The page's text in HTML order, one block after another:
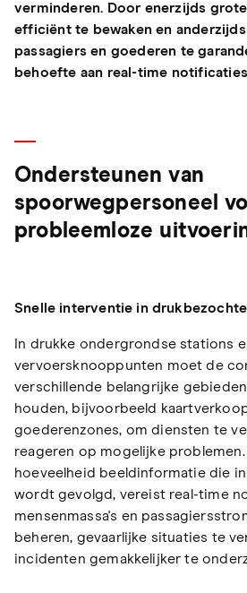
verminderen. Door enerzijds
efficiënt te bewaken en
passagiers en goederen te
behoefte aan real-time
Ondersteunen van
spoorwegpersoneel
probleemloze
Snelle interventie in
In drukke ondergrondse stations
vervoersknooppunten moet de
verschillende belangrijke
houden, bijvoorbeeld
goederenzones, om diensten te
reageren op mogelijke
hoeveelheid beeldinformatie die
wordt gevolgd, vereist real-time
mensenmassa's en
beheren, gevaarlijke situaties te
incidenten gemakkelijker te